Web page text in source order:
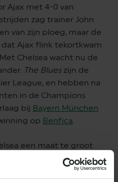
Ajax met 4-0 van
zag trainer John
van zijn ploeg, maar de
dat Ajax flink tekortkwam
Chelsea wacht nu de
The Blues zijn de
League, en hebben na
in de Champions
bij Bayern München
op Benfica.
een maat te groot
het op Stamford Bridge
Owen Wijndal,